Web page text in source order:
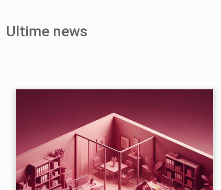
Ultime news